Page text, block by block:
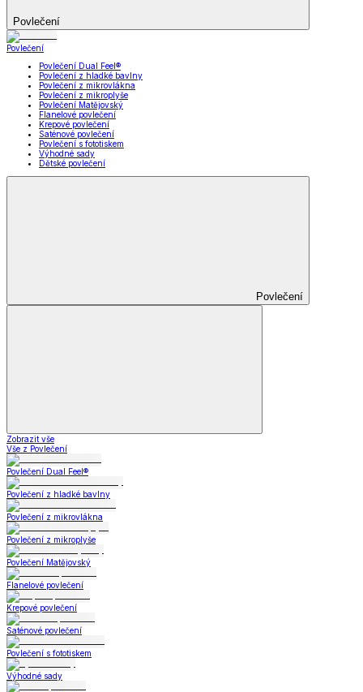
Povlečení
Povlečení
Povlečení Dual Feel®
Povlečení z hladké bavlny
Povlečení z mikrovlákna
Povlečení z mikroplyše
Povlečení Matějovský
Flanelové povlečení
Krepové povlečení
Saténové povlečení
Povlečení s fototiskem
Výhodné sady
Dětské povlečení
Povlečení
Zobrazit vše
Vše z Povlečení
Povlečení Dual Feel®
Povlečení z hladké bavlny
Povlečení z mikrovlákna
Povlečení z mikroplyše
Povlečení Matějovský
Flanelové povlečení
Krepové povlečení
Saténové povlečení
Povlečení s fototiskem
Výhodné sady